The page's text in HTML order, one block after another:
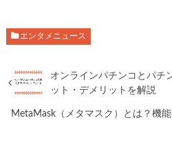
エンタメニュース
オンラインパチンコとパチ
ット・デメリットを解説
MetaMask（メタマスク）とは？機